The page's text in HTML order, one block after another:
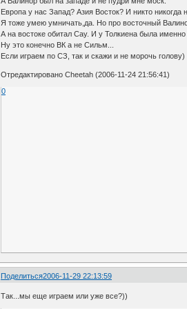
Европа у нас Запад? Азия Восток? И никто никогда
Я тоже умею умничать,да. Но про восточный
А на востоке обитал Сау. И у Толкиена была именно
Ну это конечно ВК а не Сильм...
Если играем по СЗ, так и скажи и не морочь голову)
Отредактировано Cheetah (2006-11-24 21:56:41)
0
Поделиться2006-11-29 22:13:59
Так...мы еще играем или уже все?))